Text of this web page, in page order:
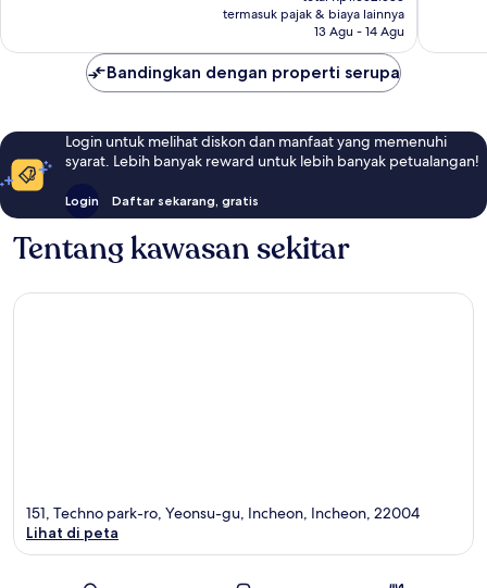
Rp1.502.353
termasuk pajak & biaya lainnya
13 Agu - 14 Agu
Bandingkan dengan properti serupa
Login untuk melihat diskon dan manfaat yang memenuhi
syarat. Lebih banyak reward untuk lebih banyak petualangan!
Login Daftar sekarang, gratis
Tentang kawasan sekitar
151, Techno park-ro, Yeonsu-gu, Incheon, Incheon, 22004
Lihat di peta